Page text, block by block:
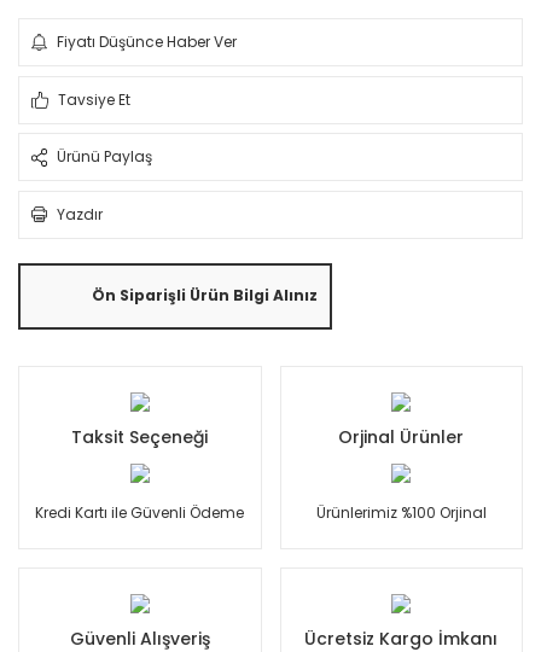
Fiyatı Düşünce Haber Ver
Tavsiye Et
Ürünü Paylaş
Yazdır
Ön Siparişli Ürün Bilgi Alınız
Taksit Seçeneği
Kredi Kartı ile Güvenli Ödeme
Orjinal Ürünler
Ürünlerimiz %100 Orjinal
Güvenli Alışveriş Ücretsiz Kargo İmkanı